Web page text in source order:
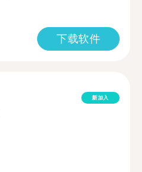
下载软件
新加入